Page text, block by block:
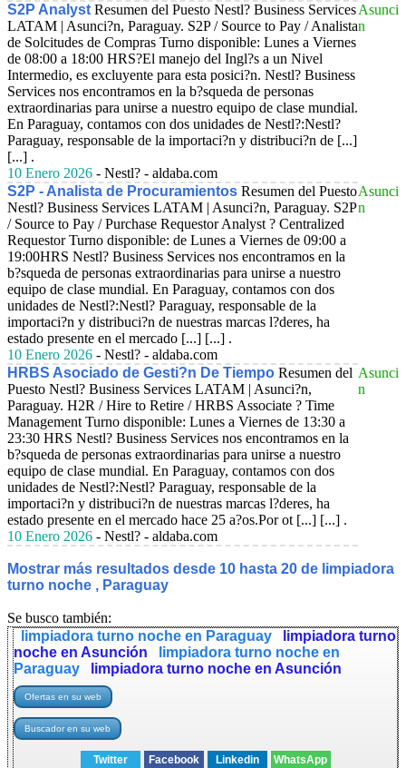
S2P Analyst Resumen del Puesto Nestl? Business Services
LATAM | Asunci?n, Paraguay. S2P / Source to Pay / Analista
de Solcitudes de Compras Turno disponible: Lunes a Viernes
de 08:00 a 18:00 HRS?El manejo del Ingl?s a un Nivel
Intermedio, es excluyente para esta posici?n. Nestl? Business
Services nos encontramos en la b?squeda de personas
extraordinarias para unirse a nuestro equipo de clase mundial.
En Paraguay, contamos con dos unidades de Nestl?:Nestl?
Paraguay, responsable de la importaci?n y distribuci?n de [...]
[...] .
10 Enero 2026 - Nestl? - aldaba.com
Asunci
n
S2P - Analista de Procuramientos Resumen del Puesto
Nestl? Business Services LATAM | Asunci?n, Paraguay. S2P
/ Source to Pay / Purchase Requestor Analyst ? Centralized
Requestor Turno disponible: de Lunes a Viernes de 09:00 a
19:00HRS Nestl? Business Services nos encontramos en la
b?squeda de personas extraordinarias para unirse a nuestro
equipo de clase mundial. En Paraguay, contamos con dos
unidades de Nestl?:Nestl? Paraguay, responsable de la
importaci?n y distribuci?n de nuestras marcas l?deres, ha
estado presente en el mercado [...] [...] .
10 Enero 2026 - Nestl? - aldaba.com
Asunci
n
HRBS Asociado de Gesti?n De Tiempo Resumen del
Puesto Nestl? Business Services LATAM | Asunci?n,
Paraguay. H2R / Hire to Retire / HRBS Associate ? Time
Management Turno disponible: Lunes a Viernes de 13:30 a
23:30 HRS Nestl? Business Services nos encontramos en la
b?squeda de personas extraordinarias para unirse a nuestro
equipo de clase mundial. En Paraguay, contamos con dos
unidades de Nestl?:Nestl? Paraguay, responsable de la
importaci?n y distribuci?n de nuestras marcas l?deres, ha
estado presente en el mercado hace 25 a?os.Por ot [...] [...] .
10 Enero 2026 - Nestl? - aldaba.com
Asunci
n
Mostrar más resultados desde 10 hasta 20 de limpiadora
turno noche , Paraguay
Se busco también:
limpiadora turno noche en Paraguay
limpiadora turno
noche en Asunción
limpiadora turno noche en
Paraguay
limpiadora turno noche en Asunción
Twitter Facebook Linkedin WhatsApp